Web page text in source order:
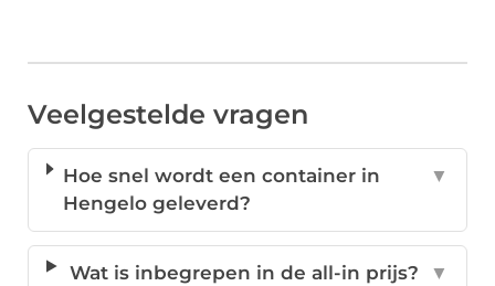
Veelgestelde vragen
Hoe snel wordt een container in
Hengelo geleverd?
▼
Wat is inbegrepen in de all-in prijs? ▼